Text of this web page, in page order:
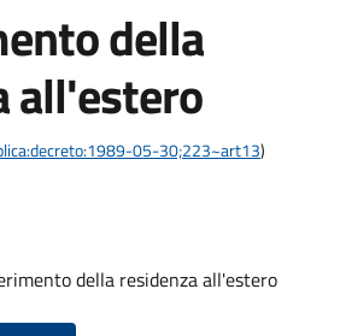
della
all'estero
05-30;223~art13)
della residenza all'estero